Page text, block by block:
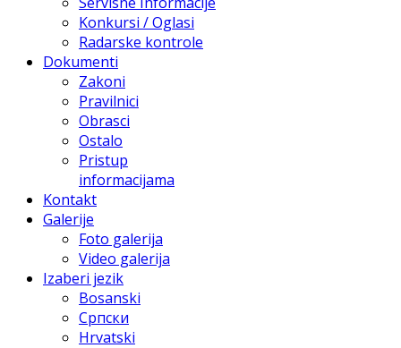
Konkursi / Oglasi
Radarske kontrole
Dokumenti
Zakoni
Pravilnici
Obrasci
Ostalo
Pristup
informacijama
Kontakt
Galerije
Foto galerija
Video galerija
Izaberi jezik
Bosanski
Српски
Hrvatski